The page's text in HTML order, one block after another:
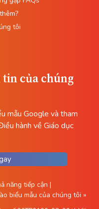
của chúng
mẫu Google và tham
hành về Giáo dục
tôi
năng tiếp cận |
biểu mẫu của chúng tôi »